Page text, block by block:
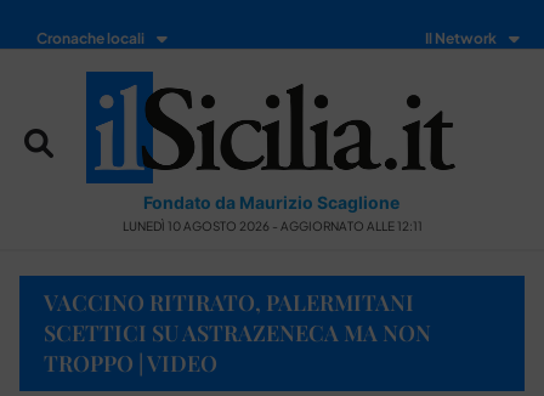
Cronache locali Il Network
Fondato da Maurizio Scaglione
LUNEDÌ 10 AGOSTO 2026 - AGGIORNATO ALLE 12:11
VACCINO RITIRATO, PALERMITANI
SCETTICI SU ASTRAZENECA MA NON
TROPPO | VIDEO